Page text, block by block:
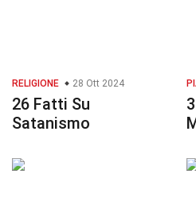
RELIGIONE 28 Ott 2024
26 Fatti Su
Satanismo